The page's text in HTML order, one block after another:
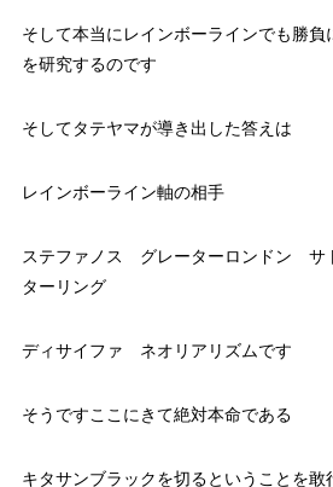
そして本当にレインボーラインでも勝負
を研究するのです
そしてタテヤマが導き出した答えは
レインボーライン軸の相手
ステファノス グレーターロンドン サ
ターリング
ディサイファ ネオリアリズムです
そうですここにきて絶対本命である
キタサンブラックを切るということを敢